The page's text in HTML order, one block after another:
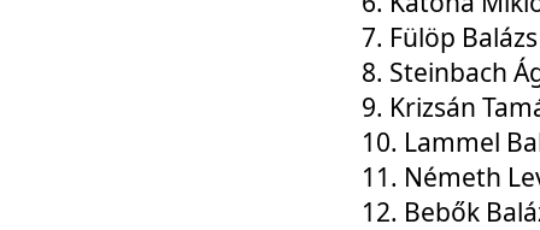
7. Fülöp Balázs
8. Steinbach
9. Krizsán
10. Lammel
11. Németh
12. Bebők